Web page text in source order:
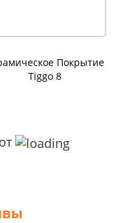
Покрытие
Tiggo 8